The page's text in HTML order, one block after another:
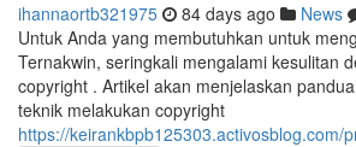
ihannaortb321975 84 days ago News
Untuk Anda yang membutuhkan untuk
Ternakwin, seringkali mengalami kesulitan
copyright . Artikel akan menjelaskan
teknik melakukan copyright
https://keirankbpb125303.activosblog.com/